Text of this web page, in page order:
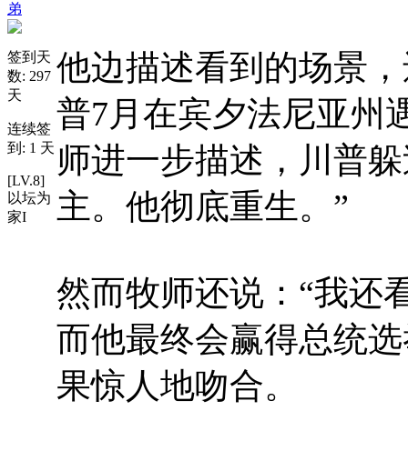
弟
签到天
数: 297
天
连续签
到: 1 天
[LV.8]
以坛为
家I
他边描述看到的场景
普7月在宾夕法尼亚州
师进一步描述，川普
主。他彻底重生。”
然而牧师还说：“我还
而他最终会赢得总统
果惊人地吻合。